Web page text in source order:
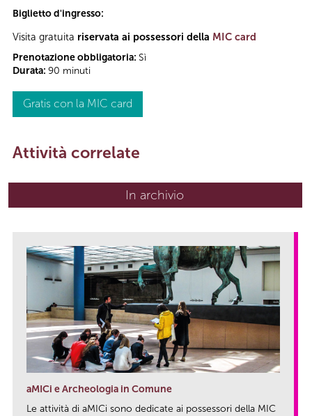
Biglietto d'ingresso:
Visita gratuita riservata ai possessori della MIC card
Prenotazione obbligatoria: Sì
Durata: 90 minuti
Gratis con la MIC card
Attività correlate
In archivio
aMICi e Archeologia in Comune
Le attività di aMICi sono dedicate ai possessori della MIC